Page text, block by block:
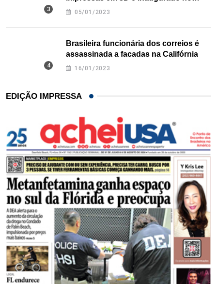
Texas
05/01/2023
Brasileira funcionária dos correios é
assassinada a facadas na Califórnia
16/01/2023
EDIÇÃO IMPRESSA